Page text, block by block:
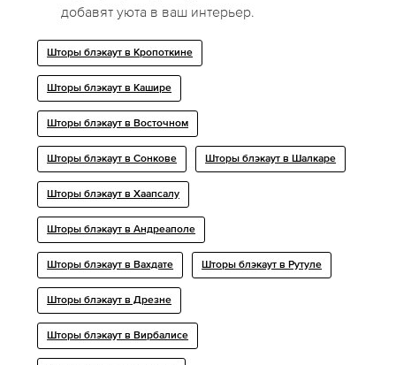
добавят уюта в ваш интерьер.
Шторы блэкаут в Кропоткине
Шторы блэкаут в Кашире
Шторы блэкаут в Восточном
Шторы блэкаут в Сонкове Шторы блэкаут в Шалкаре
Шторы блэкаут в Хаапсалу
Шторы блэкаут в Андреаполе
Шторы блэкаут в Вахдате Шторы блэкаут в Рутуле
Шторы блэкаут в Дрезне
Шторы блэкаут в Вирбалисе